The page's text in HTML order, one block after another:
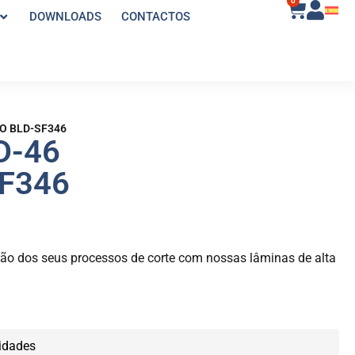
DOWNLOADS CONTACTOS
BLD-SF346
46
dos seus processos de corte com nossas lâminas de alta